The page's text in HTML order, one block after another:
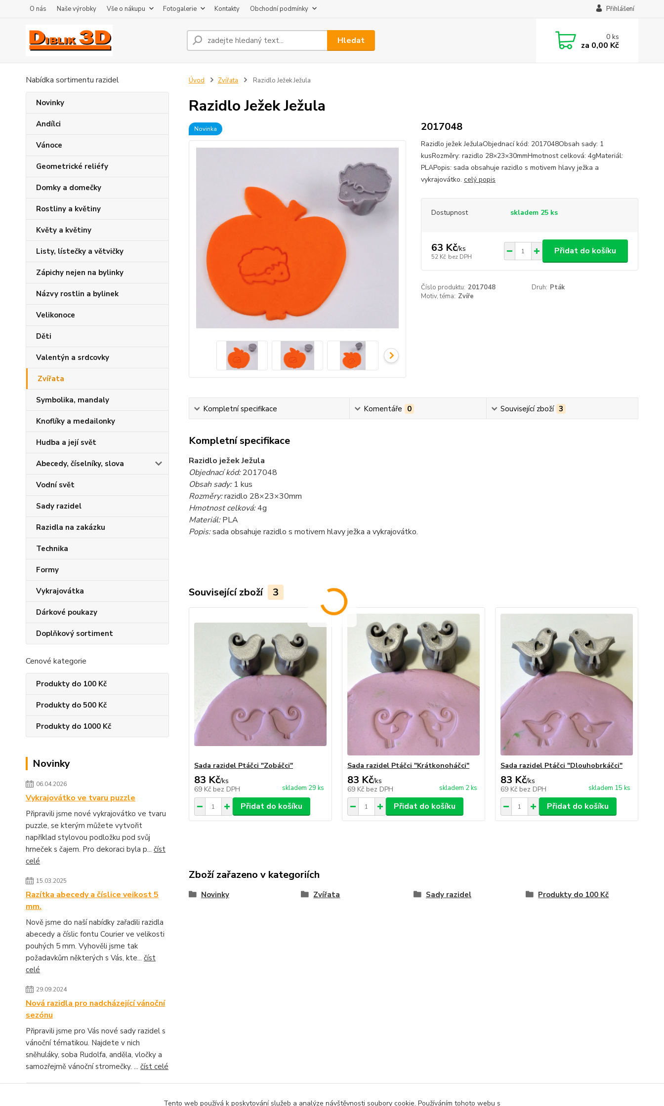
O nás Naše výrobky Vše o nákupu Fotogalerie Kontakty Obchodní podmínky Přihlášení
Hledat 0ks
za 0,00 Kč
Nabídka sortimentu razidel
Novinky
Andílci
Vánoce
Geometrické reliéfy
Domky a domečky
Rostliny a květiny
Květy a květiny
Listy, lístečky a větvičky
Zápichy nejen na bylinky
Názvy rostlin a bylinek
Velikonoce
Děti
Valentýn a srdcovky
Zvířata
Symbolika, mandaly
Knoflíky a medailonky
Hudba a její svět
Abecedy, číselníky, slova
Vodní svět
Sady razidel
Razidla na zakázku
Technika
Formy
Vykrajovátka
Dárkové poukazy
Doplňkový sortiment
Cenové kategorie
Produkty do 100 Kč
Produkty do 500 Kč
Produkty do 1000 Kč
Novinky
06.04.2026
Vykrajovátko ve tvaru puzzle
Připravili jsme nové vykrajovátko ve tvaru
puzzle, se kterým můžete vytvořit
například stylovou podložku pod svůj
hrneček s čajem. Pro dekoraci byla p... číst
celé
15.03.2025
Razítka abecedy a číslice veikost 5
mm.
Nově jsme do naší nabídky zařadili razidla
abecedy a číslic fontu Courier ve velikosti
pouhých 5 mm. Vyhověli jsme tak
požadavkům některých s Vás, kte... číst
celé
29.09.2024
Nová razidla pro nadcházející vánoční
sezónu
Připravili jsme pro Vás nové sady razidel s
vánoční tématikou. Najdete v nich
sněhuláky, soba Rudolfa, anděla, vločky a
samozřejmě vánoční stromečky. ... číst celé
Úvod Zvířata Razidlo Ježek Ježula
Razidlo Ježek Ježula
Novinka 2017048
Razidlo ježek JežulaObjednací kód: 2017048Obsah sady: 1
kusRozměry: razidlo 28×23×30mmHmotnost celková: 4gMateriál:
PLAPopis: sada obsahuje razidlo s motivem hlavy ježka a
vykrajovátko. celý popis
Dostupnost skladem 25 ks
63 Kč/ks
52 Kč bez DPH
Přidat do košíku
Číslo produktu: 2017048 Druh: Pták
Motiv, téma: Zvíře
Kompletní specifikace Komentáře 0 Související zboží 3
Kompletní specifikace
Razidlo ježek Ježula
Objednací kód:2017048
Obsah sady:1 kus
Rozměry:razidlo 28×23×30mm
Hmotnost celková:4g
Materiál:PLA
Popis:sada obsahuje razidlo s motivem hlavy ježka a vykrajovátko.
Související zboží 3
Sada razidel Ptáčci "Zobáčci"
83 Kč/ks
69 Kč bez DPH skladem 29 ks
Přidat do košíku
Sada razidel Ptáčci "Krátkonoháčci"
83 Kč/ks
69 Kč bez DPH skladem 2 ks
Přidat do košíku
Sada razidel Ptáčci "Dlouhobrkáčci"
83 Kč/ks
69 Kč bez DPH skladem 15 ks
Přidat do košíku
Zboží zařazeno v kategoriích
Novinky Zvířata Sady razidel Produkty do 100 Kč
Tento web používá k poskytování služeb a analýze návštěvnosti soubory cookie. Používáním tohoto webu s